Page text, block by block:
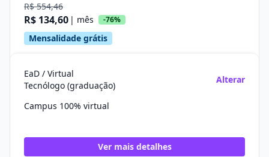
R$ 554,46
R$ 134,60 | mês -76%
Mensalidade grátis
EaD / Virtual
Tecnólogo (graduação)
Alterar
Campus 100% virtual
Ver mais detalhes